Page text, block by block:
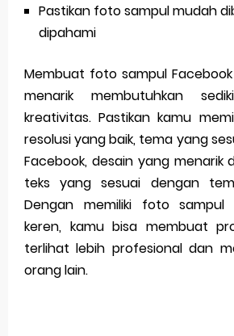
Pastikan foto sampul mudah
dipahami
Membuat foto sampul
menarik membutuhkan
kreativitas. Pastikan kamu
resolusi yang baik, tema yang
Facebook, desain yang menarik
teks yang sesuai dengan
Dengan memiliki foto sampul
keren, kamu bisa membuat
terlihat lebih profesional dan
orang lain.